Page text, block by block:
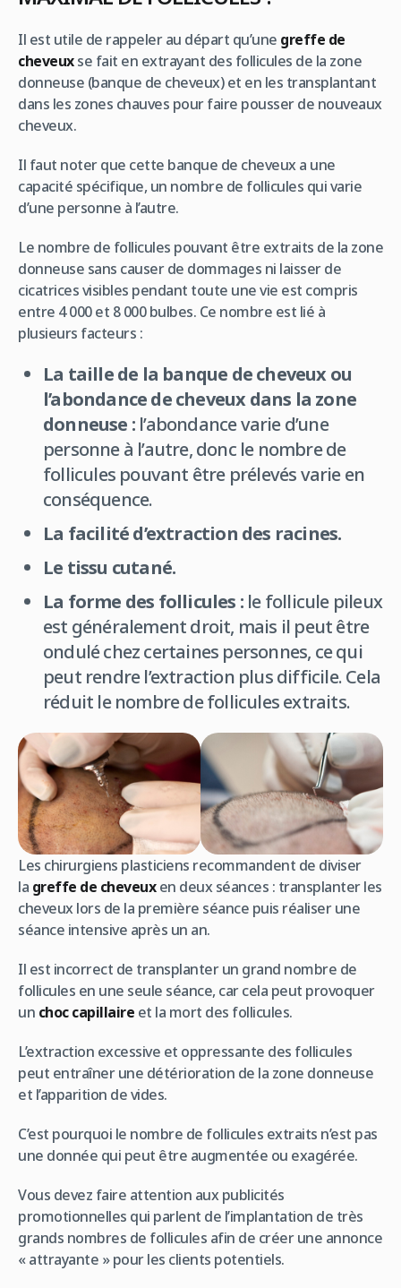
Il est utile de rappeler au départ qu’une greffe de
cheveuxse fait en extrayant des follicules de la zone
donneuse (banque de cheveux) et en les transplantant
dans les zones chauves pour faire pousser de nouveaux
cheveux.
Il faut noter que cette banque de cheveux a une
capacité spécifique, un nombre de follicules qui varie
d’une personne à l’autre.
Le nombre de follicules pouvant être extraits de la zone
donneuse sans causer de dommages ni laisser de
cicatrices visibles pendant toute une vie est compris
entre 4 000 et 8 000 bulbes. Ce nombre est lié à
plusieurs facteurs :
La taille de la banque de cheveux ou
l’abondance de cheveux dans la zone
donneuse : l’abondance varie d’une
personne à l’autre, donc le nombre de
follicules pouvant être prélevés varie en
conséquence.
La facilité d’extraction des racines.
Le tissu cutané.
La forme des follicules : le follicule pileux
est généralement droit, mais il peut être
ondulé chez certaines personnes, ce qui
peut rendre l’extraction plus difficile. Cela
réduit le nombre de follicules extraits.
Les chirurgiens plasticiens recommandent de diviser
la greffe de cheveuxen deux séances : transplanter les
cheveux lors de la première séance puis réaliser une
séance intensive après un an.
Il est incorrect de transplanter un grand nombre de
follicules en une seule séance, car cela peut provoquer
un choc capillaire et la mort des follicules.
L’extraction excessive et oppressante des follicules
peut entraîner une détérioration de la zone donneuse
et l’apparition de vides.
C’est pourquoi le nombre de follicules extraits n’est pas
une donnée qui peut être augmentée ou exagérée.
Vous devez faire attention aux publicités
promotionnelles qui parlent de l’implantation de très
grands nombres de follicules afin de créer une annonce
« attrayante » pour les clients potentiels.